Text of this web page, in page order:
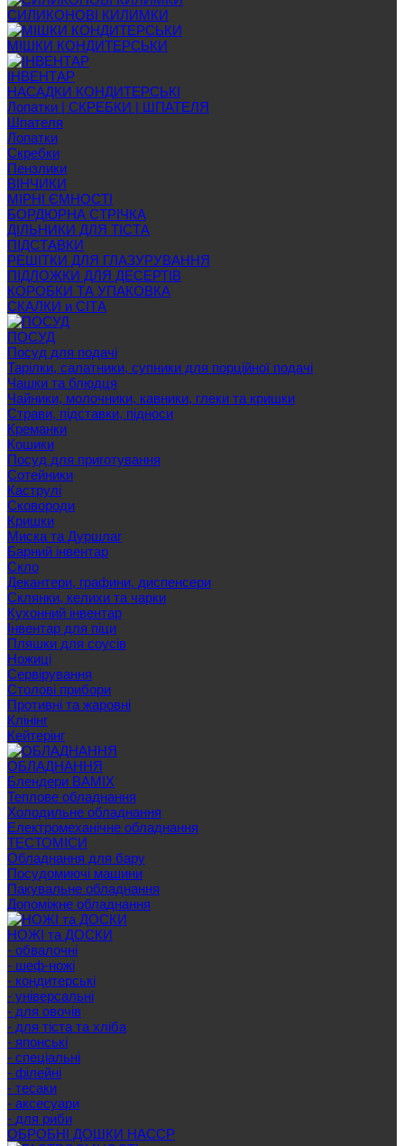
СИЛИКОНОВІ КИЛИМКИ
МІШКИ КОНДИТЕРСЬКИ
ІНВЕНТАР
НАСАДКИ КОНДИТЕРСЬКІ
Лопатки | СКРЕБКИ | ШПАТЕЛЯ
Шпателя
Лопатки
Скребки
Пензлики
ВІНЧИКИ
МІРНІ ЄМНОСТІ
БОРДЮРНА СТРІЧКА
ДІЛЬНИКИ ДЛЯ ТІСТА
ПІДСТАВКИ
РЕШІТКИ ДЛЯ ГЛАЗУРУВАННЯ
ПІДЛОЖКИ ДЛЯ ДЕСЕРТІВ
КОРОБКИ ТА УПАКОВКА
СКАЛКИ и СІТА
ПОСУД
Посуд для подачі
Тарілки, салатники, супники для порційної подачі
Чашки та блюдця
Чайники, молочники, кавники, глеки та кришки
Страви, підставки, підноси
Креманки
Кошики
Посуд для приготування
Сотейники
Каструлі
Сковороди
Кришки
Миска та Дуршлаг
Барний інвентар
Скло
Декантери, графини, диспенсери
Склянки, келихи та чарки
Кухонний інвентар
Інвентар для піци
Пляшки для соусів
Ножиці
Сервірування
Cтолові прибори
Противні та жаровні
Клінінг
Кейтерінг
ОБЛАДНАННЯ
Блендери BAMIX
Теплове обладнання
Холодильне обладнання
Електромеханічне обладнання
ТЕСТОМІСИ
Обладнання для бару
Посудомиючі машини
Пакувальне обладнання
Допоміжне обладнання
НОЖІ та ДОСКИ
- обвалочні
- шеф-ножі
- кондитерські
- універсальні
- для овочів
- для тіста та хліба
- японські
- спеціальні
- філейні
- тесаки
- аксесуари
- для риби
ОБРОБНІ ДОШКИ HACCP